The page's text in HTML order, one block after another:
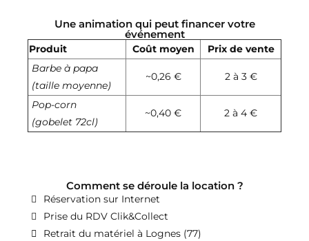
Une animation qui peut financer votre
événement
Produit Coût moyen
Prix de vente
Barbe à papa
(taille moyenne)
~0,26 € 2 à 3 €
Pop-corn
(gobelet 72cl)
~0,40 € 2 à 4 €
Comment se déroule la location ?
Réservation sur Internet
Prise du RDV Clik&Collect
Retrait du matériel à Lognes (77)